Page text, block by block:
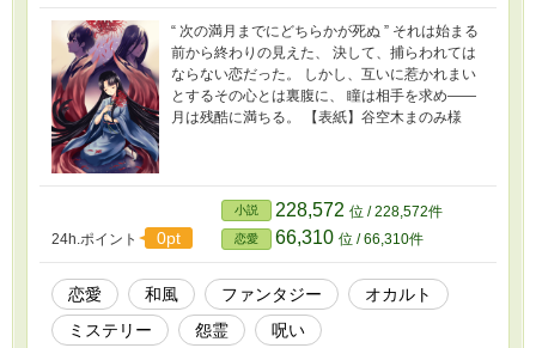
“ 次の満月までにどちらかが死ぬ ” それは始まる
前から終わりの見えた、 決して、捕らわれては
ならない恋だった。 しかし、互いに惹かれまい
とするその心とは裏腹に、 瞳は相手を求め――
月は残酷に満ちる。 【表紙】谷空木まのみ様
24h.ポイント 0pt
小説 228,572 位 / 228,572件
恋愛 66,310 位 / 66,310件
恋愛 和風 ファンタジー
オカルト
ミステリー
怨霊 呪い